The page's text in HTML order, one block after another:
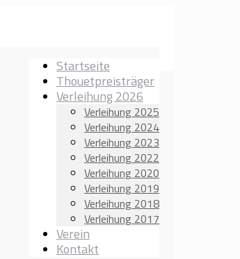
Startseite
Thouetpreisträger
Verleihung 2026
Verleihung 2025
Verleihung 2024
Verleihung 2023
Verleihung 2022
Verleihung 2020
Verleihung 2019
Verleihung 2018
Verleihung 2017
Verein
Kontakt